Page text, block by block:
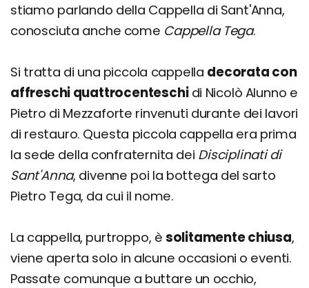
stiamo parlando della Cappella di Sant'Anna,
conosciuta anche come Cappella Tega.
Si tratta di una piccola cappella decorata con
affreschi quattrocenteschidi Nicolò Alunno e
Pietro di Mezzaforte rinvenuti durante dei lavori
di restauro. Questa piccola cappella era prima
la sede della confraternita dei Disciplinati di
Sant'Anna, divenne poi la bottega del sarto
Pietro Tega, da cui il nome.
La cappella, purtroppo, è solitamente chiusa,
viene aperta solo in alcune occasioni o eventi.
Passate comunque a buttare un occhio,